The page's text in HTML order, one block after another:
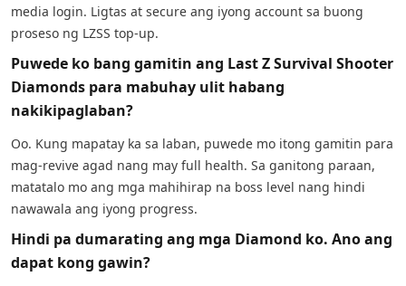
media login. Ligtas at secure ang iyong account sa buong
proseso ng LZSS top-up.
Puwede ko bang gamitin ang Last Z Survival Shooter
Diamonds para mabuhay ulit habang
nakikipaglaban?
Oo. Kung mapatay ka sa laban, puwede mo itong gamitin para
mag-revive agad nang may full health. Sa ganitong paraan,
matatalo mo ang mga mahihirap na boss level nang hindi
nawawala ang iyong progress.
Hindi pa dumarating ang mga Diamond ko. Ano ang
dapat kong gawin?